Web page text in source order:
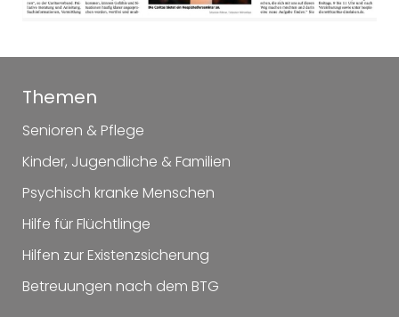
Themen
Senioren & Pflege
Kinder, Jugendliche & Familien
Psychisch kranke Menschen
Hilfe für Flüchtlinge
Hilfen zur Existenzsicherung
Betreuungen nach dem BTG